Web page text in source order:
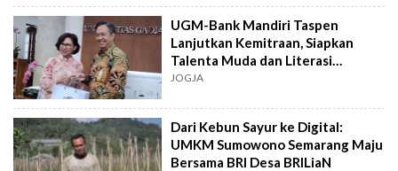
UGM-Bank Mandiri Taspen
Lanjutkan Kemitraan, Siapkan
Talenta Muda dan Literasi
Pensiun
JOGJA
Dari Kebun Sayur ke Digital:
UMKM Sumowono Semarang Maju
Bersama BRI Desa BRILiaN